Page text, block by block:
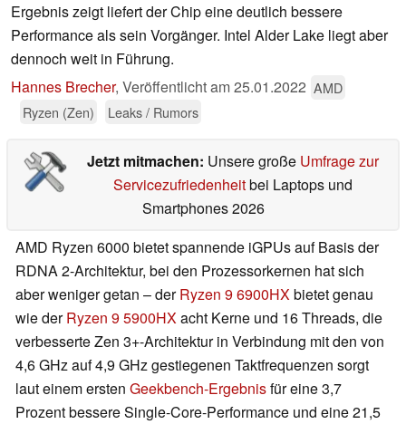
Ergebnis zeigt liefert der Chip eine deutlich bessere
Performance als sein Vorgänger. Intel Alder Lake liegt aber
dennoch weit in Führung.
Hannes Brecher, Veröffentlicht am25.01.2022 AMD
Ryzen (Zen)
Leaks / Rumors
Jetzt mitmachen: Unsere große Umfrage zur
Servicezufriedenheitbei Laptops und
Smartphones 2026
AMD Ryzen 6000 bietet spannende iGPUs auf Basis der
RDNA 2-Architektur, bei den Prozessorkernen hat sich
aber weniger getan – derRyzen 9 6900HXbietet genau
wie derRyzen 9 5900HXacht Kerne und 16 Threads, die
verbesserte Zen 3+-Architektur in Verbindung mit den von
4,6 GHz auf 4,9 GHz gestiegenen Taktfrequenzen sorgt
laut einem ersten Geekbench-Ergebnisfür eine 3,7
Prozent bessere Single-Core-Performance und eine 21,5